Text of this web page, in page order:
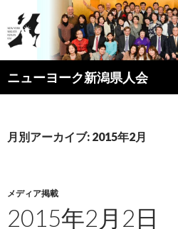
ニューヨーク新潟県人会
索
ン
キ
ッ
プ
月別アーカイブ: 2015年2月
メディア掲載
2015年2月2日